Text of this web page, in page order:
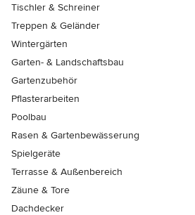
Tischler & Schreiner
Treppen & Geländer
Wintergärten
Garten- & Landschaftsbau
Gartenzubehör
Pflasterarbeiten
Poolbau
Rasen & Gartenbewässerung
Spielgeräte
Terrasse & Außenbereich
Zäune & Tore
Dachdecker